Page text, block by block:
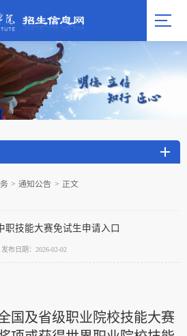
> 通知公告 > 正文
职技能大赛免试生申请入口
发布日期：2026-02-02
国及省级职业院校技能大赛